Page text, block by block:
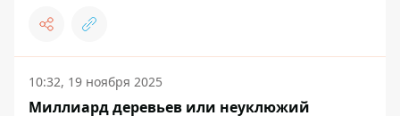
10:32, 19 ноября 2025
Миллиард деревьев или неуклюжий